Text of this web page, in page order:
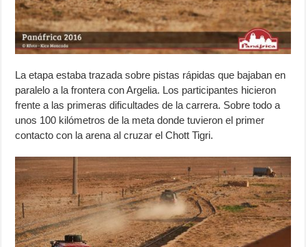
La etapa estaba trazada sobre pistas rápidas que bajaban en
paralelo a la frontera con Argelia. Los participantes hicieron
frente a las primeras dificultades de la carrera. Sobre todo a
unos 100 kilómetros de la meta donde tuvieron el primer
contacto con la arena al cruzar el Chott Tigri.